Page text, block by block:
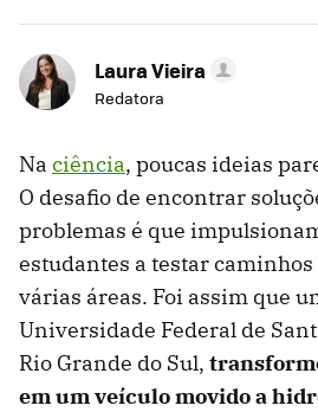
Laura Vieira
Redatora
Na ciência, poucas ideias
O desafio de encontrar
problemas é que
estudantes a testar
várias áreas. Foi assim que
Universidade Federal de
Rio Grande do Sul,
em um veículo movido a